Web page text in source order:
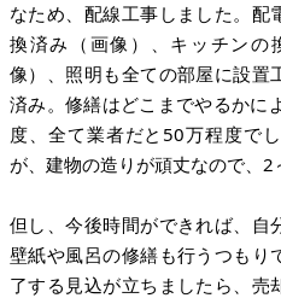
なため、配線工事しました。配
換済み（画像）、キッチンの
像）、照明も全ての部屋に設置
済み。修繕はどこまでやるかに
度、全て業者だと50万程度で
が、建物の造りが頑丈なので、2
但し、今後時間ができれば、自
壁紙や風呂の修繕も行うつもり
了する見込が立ちましたら、売